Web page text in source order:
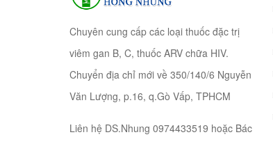
Chuyên cung cấp các loại thuốc đặc trị
viêm gan B, C, thuốc ARV chữa HIV.
Chuyển địa chỉ mới về 350/140/6 Nguyễn
Văn Lượng, p.16, q.Gò Vấp, TPHCM
Liên hệ DS.Nhung 0974433519 hoặc Bác